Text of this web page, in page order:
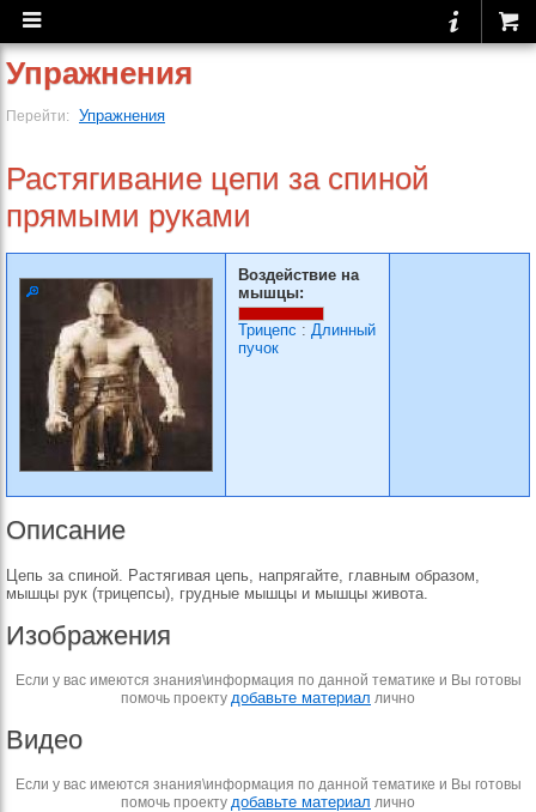
Упражнения
Перейти: Упражнения
Растягивание цепи за спи­ной
прямыми руками
Воздействие на
мышцы:
Трицепс : Длинный
пучок
Описание
Цепь за спиной. Растягивая цепь, напрягайте, главным образом,
мышцы рук (трицепсы), грудные мышцы и мышцы живота.
Изображения
Если у вас имеются знания\информация по данной тематике и Вы готовы
помочь проекту добавьте материал лично
Видео
Если у вас имеются знания\информация по данной тематике и Вы готовы
помочь проекту добавьте материал лично